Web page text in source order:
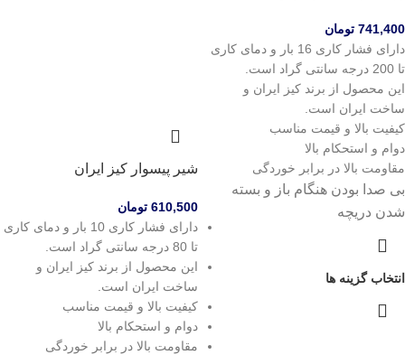
741,400 تومان
دارای فشار کاری 16 بار و دمای کاری
تا 200 درجه سانتی گراد است.
این محصول از برند کیز ایران و
ساخت ایران است.
کیفیت بالا و قیمت مناسب
دوام و استحکام بالا
مقاومت بالا در برابر خوردگی
بی صدا بودن هنگام باز و بسته
شدن دریچه
انتخاب گزینه ها
شیر پیسوار کیز ایران
610,500 تومان
دارای فشار کاری 10 بار و دمای کاری
تا 80 درجه سانتی گراد است.
این محصول از برند کیز ایران و
ساخت ایران است.
کیفیت بالا و قیمت مناسب
دوام و استحکام بالا
مقاومت بالا در برابر خوردگی